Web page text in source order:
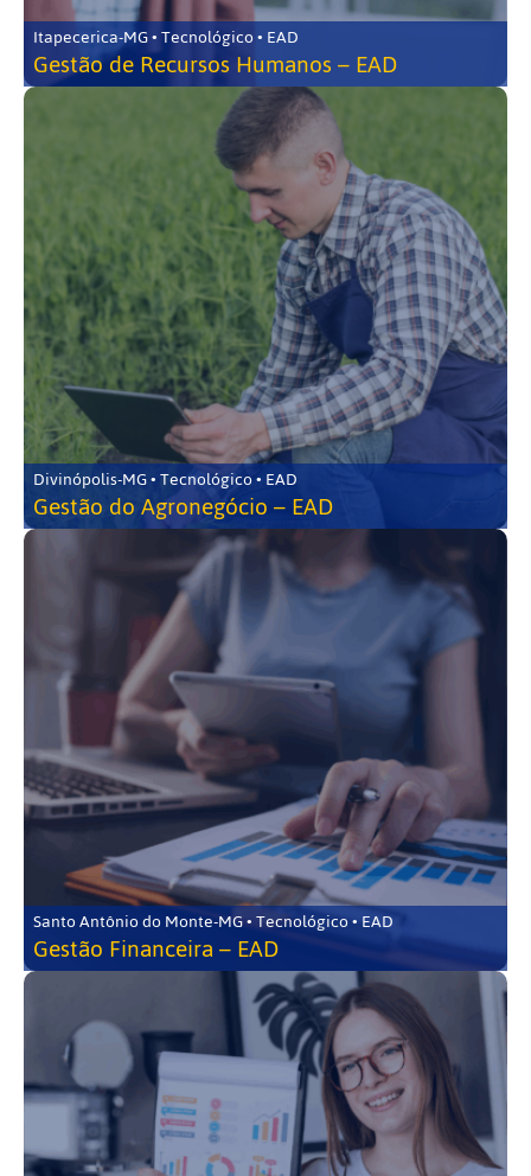
Itapecerica-MG • Tecnológico • EAD
Gestão de Recursos Humanos – EAD
Divinópolis-MG • Tecnológico • EAD
Gestão do Agronegócio – EAD
Santo Antônio do Monte-MG • Tecnológico • EAD
Gestão Financeira – EAD